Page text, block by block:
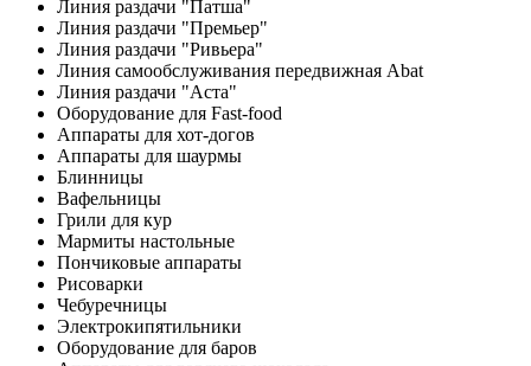
Линия раздачи "Патша"
Линия раздачи "Премьер"
Линия раздачи "Ривьера"
Линия самообслуживания передвижная Abat
Линия раздачи "Аста"
Оборудование для Fast-food
Аппараты для хот-догов
Аппараты для шаурмы
Блинницы
Вафельницы
Грили для кур
Мармиты настольные
Пончиковые аппараты
Рисоварки
Чебуречницы
Электрокипятильники
Оборудование для баров